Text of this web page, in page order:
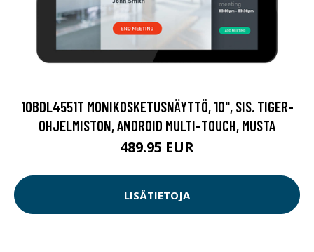
10BDL4551T MONIKOSKETUSNÄYTTÖ, 10", SIS. TIGER-
OHJELMISTON, ANDROID MULTI-TOUCH, MUSTA
489.95 EUR
LISÄTIETOJA